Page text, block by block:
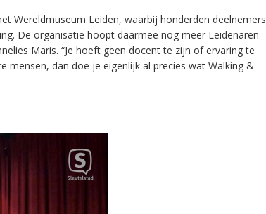
Wereldmuseum Leiden, waarbij honderden deelnemers
De organisatie hoopt daarmee nog meer Leidenaren
Maris. “Je hoeft geen docent te zijn of ervaring te
mensen, dan doe je eigenlijk al precies wat Walking &